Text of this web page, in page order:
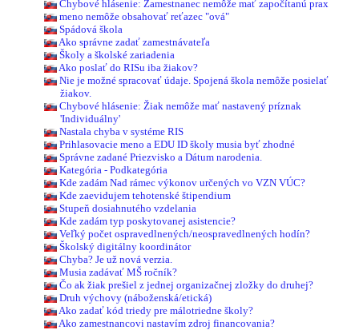
Chybové hlásenie: Zamestnanec nemôže mať započítanú prax
meno nemôže obsahovať reťazec "ová"
Spádová škola
Ako správne zadať zamestnávateľa
Školy a školské zariadenia
Ako poslať do RISu iba žiakov?
Nie je možné spracovať údaje. Spojená škola nemôže posielať
žiakov.
Chybové hlásenie: Žiak nemôže mať nastavený príznak
'Individuálny'
Nastala chyba v systéme RIS
Prihlasovacie meno a EDU ID školy musia byť zhodné
Správne zadané Priezvisko a Dátum narodenia.
Kategória - Podkategória
Kde zadám Nad rámec výkonov určených vo VZN VÚC?
Kde zaevidujem tehotenské štipendium
Stupeň dosiahnutého vzdelania
Kde zadám typ poskytovanej asistencie?
Veľký počet ospravedlnených/neospravedlnených hodín?
Školský digitálny koordinátor
Chyba? Je už nová verzia.
Musia zadávať MŠ ročník?
Čo ak žiak prešiel z jednej organizačnej zložky do druhej?
Druh výchovy (náboženská/etická)
Ako zadať kód triedy pre málotriedne školy?
Ako zamestnancovi nastavím zdroj financovania?